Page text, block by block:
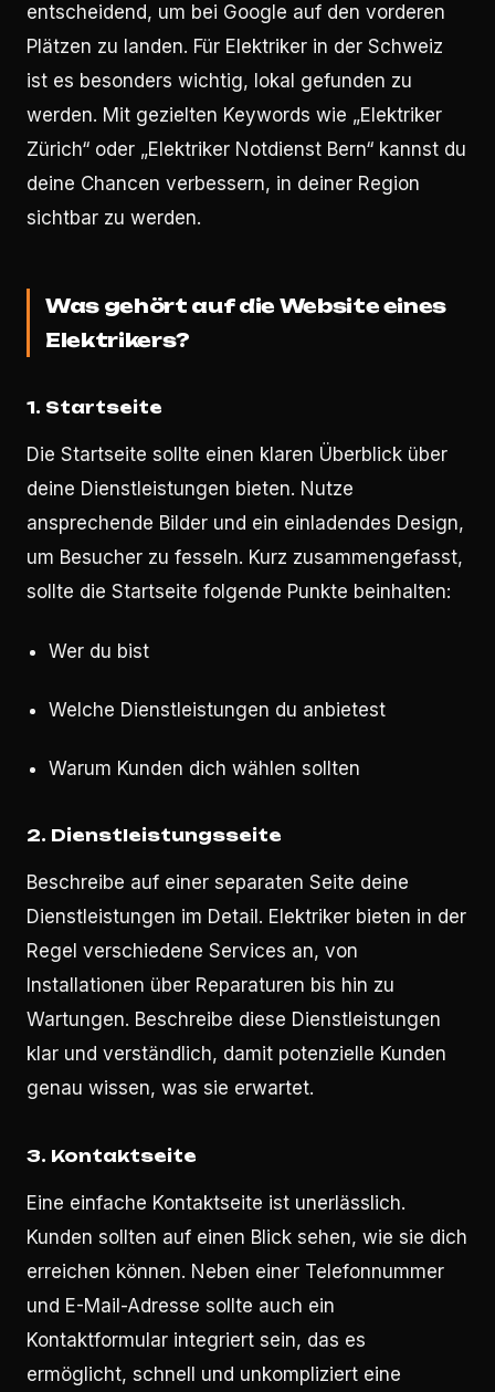
entscheidend, um bei Google auf den vorderen
Plätzen zu landen. Für Elektriker in der Schweiz
ist es besonders wichtig, lokal gefunden zu
werden. Mit gezielten Keywords wie „Elektriker
Zürich“ oder „Elektriker Notdienst Bern“ kannst du
deine Chancen verbessern, in deiner Region
sichtbar zu werden.
Was gehört auf die Website eines
Elektrikers?
1. Startseite
Die Startseite sollte einen klaren Überblick über
deine Dienstleistungen bieten. Nutze
ansprechende Bilder und ein einladendes Design,
um Besucher zu fesseln. Kurz zusammengefasst,
sollte die Startseite folgende Punkte beinhalten:
Wer du bist
Welche Dienstleistungen du anbietest
Warum Kunden dich wählen sollten
2. Dienstleistungsseite
Beschreibe auf einer separaten Seite deine
Dienstleistungen im Detail. Elektriker bieten in der
Regel verschiedene Services an, von
Installationen über Reparaturen bis hin zu
Wartungen. Beschreibe diese Dienstleistungen
klar und verständlich, damit potenzielle Kunden
genau wissen, was sie erwartet.
3. Kontaktseite
Eine einfache Kontaktseite ist unerlässlich.
Kunden sollten auf einen Blick sehen, wie sie dich
erreichen können. Neben einer Telefonnummer
und E-Mail-Adresse sollte auch ein
Kontaktformular integriert sein, das es
ermöglicht, schnell und unkompliziert eine